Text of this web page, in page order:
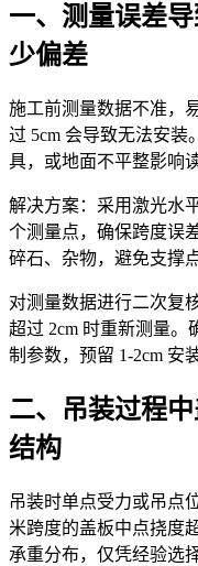
一、测量误差
少偏差
施工前测量数据不准，
过 5cm 会导致无法安装
具，或地面不平整影响读
解决方案： 采用激光水
个测量点，确保跨度误
碎石、杂物，避免支撑
对测量数据进行二次复
超过 2cm 时重新测量。
制参数，预留 1-2cm 安
二、吊装过程
结构
吊装时单点受力或吊点
米跨度的盖板中点挠度
承重分布，仅凭经验选